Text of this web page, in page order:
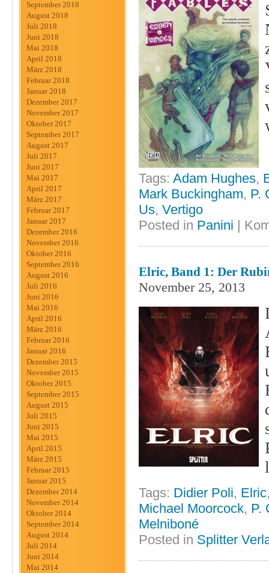
September 2018
August 2018
Juli 2018
Juni 2018
Mai 2018
April 2018
März 2018
Februar 2018
Januar 2018
Dezember 2017
November 2017
Oktober 2017
September 2017
August 2017
Juli 2017
Juni 2017
Mai 2017
April 2017
März 2017
Februar 2017
Januar 2017
Dezember 2016
November 2016
Oktober 2016
September 2016
August 2016
Juli 2016
Juni 2016
Mai 2016
April 2016
März 2016
Februar 2016
Januar 2016
Dezember 2015
November 2015
Oktober 2015
September 2015
August 2015
Juli 2015
Juni 2015
Mai 2015
April 2015
März 2015
Februar 2015
Januar 2015
Dezember 2014
November 2014
Oktober 2014
September 2014
August 2014
Juli 2014
Juni 2014
Mai 2014
Tags: Adam Hughes,
Mark Buckingham, P.
Us, Vertigo
Posted in Panini |
Elric, Band 1: Der
November 25, 2013
Tags: Didier Poli, Elric
Michael Moorcock, P.
Melniboné
Posted in Splitter